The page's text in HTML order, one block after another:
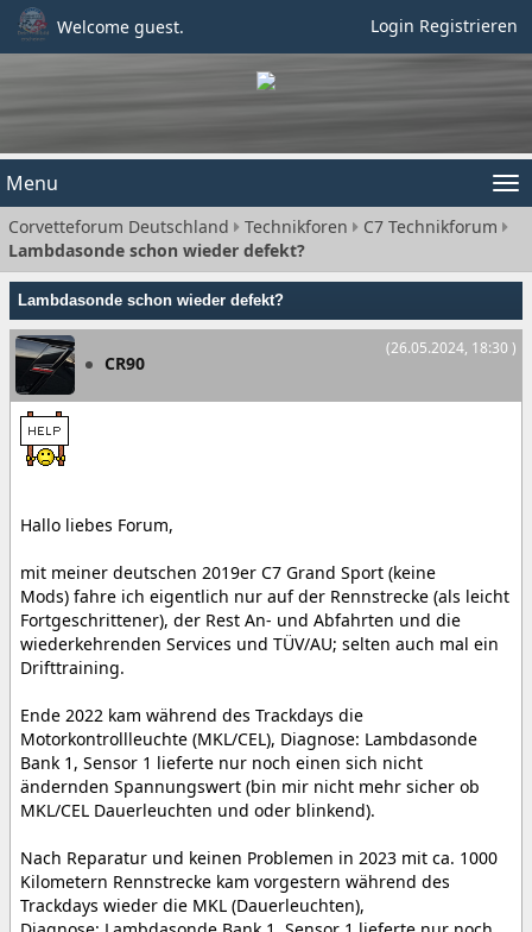
Welcome guest. Login Registrieren
Menu
Corvetteforum Deutschland Technikforen
C7 Technikforum
Lambdasonde schon wieder defekt?
Lambdasonde schon wieder defekt?
(26.05.2024, 18:30 )
CR90
Hallo liebes Forum,
mit meiner deutschen 2019er C7 Grand Sport (keine
Mods) fahre ich eigentlich nur auf der Rennstrecke (als leicht
Fortgeschrittener), der Rest An- und Abfahrten und die
wiederkehrenden Services und TÜV/AU; selten auch mal ein
Drifttraining.
Ende 2022 kam während des Trackdays die
Motorkontrollleuchte (MKL/CEL), Diagnose: Lambdasonde
Bank 1, Sensor 1 lieferte nur noch einen sich nicht
ändernden Spannungswert (bin mir nicht mehr sicher ob
MKL/CEL Dauerleuchten und oder blinkend).
Nach Reparatur und keinen Problemen in 2023 mit ca. 1000
Kilometern Rennstrecke kam vorgestern während des
Trackdays wieder die MKL (Dauerleuchten),